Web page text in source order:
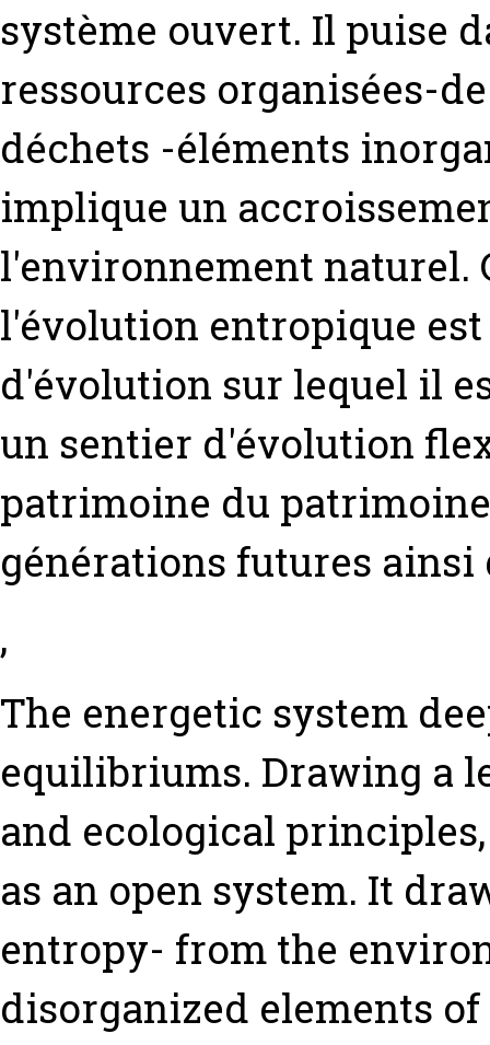
système ouvert. Il puise
ressources organisées-
déchets -éléments
implique un
l'environnement naturel.
l'évolution entropique
d'évolution sur lequel il
un sentier d'évolution
patrimoine du
générations futures
,
The energetic system
equilibriums. Drawing a
and ecological
as an open system. It
entropy- from the
disorganized elements